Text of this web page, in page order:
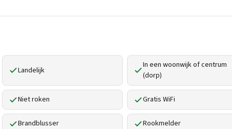
Landelijk
In een woonwijk of centrum
(dorp)
Niet roken Gratis WiFi
Brandblusser Rookmelder